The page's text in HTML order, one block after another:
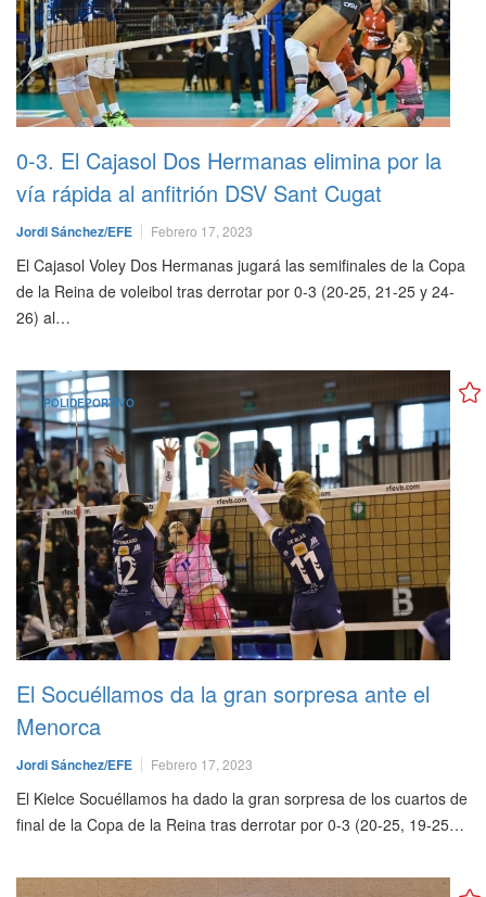
0-3. El Cajasol Dos Hermanas elimina por la
vía rápida al anfitrión DSV Sant Cugat
Jordi Sánchez/EFE Febrero 17, 2023
El Cajasol Voley Dos Hermanas jugará las semifinales de la Copa
de la Reina de voleibol tras derrotar por 0-3 (20-25, 21-25 y 24-
26) al…
POLIDEPORTIVO
El Socuéllamos da la gran sorpresa ante el
Menorca
Jordi Sánchez/EFE Febrero 17, 2023
El Kielce Socuéllamos ha dado la gran sorpresa de los cuartos de
final de la Copa de la Reina tras derrotar por 0-3 (20-25, 19-25…